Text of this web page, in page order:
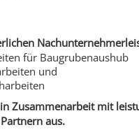
für Baugrubenaushub
und
Zusammenarbeit mit
aus.